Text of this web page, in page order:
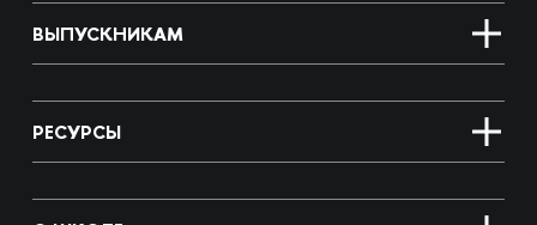
ВЫПУСКНИКАМ
РЕСУРСЫ